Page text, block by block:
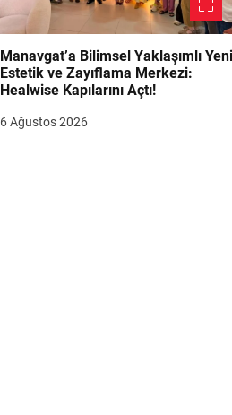
Manavgat’a Bilimsel Yaklaşımlı
Estetik ve Zayıflama Merkezi:
Healwise Kapılarını Açtı!
6 Ağustos 2026